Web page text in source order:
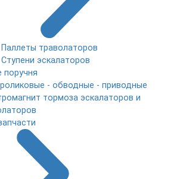
Паллеты траволаторов
Ступени эскалаторов
поручня
- обводные - приводные
тормоза эскалаторов и